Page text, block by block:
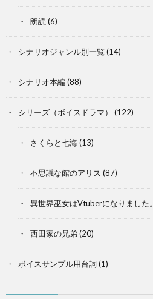
朗読 (6)
シナリオジャンル別一覧 (14)
シナリオ本編(88)
シリーズ（ボイスドラマ） (122)
さくらと七海(13)
不思議な館のアリス (87)
異世界巫女はVtuberになりました。
西田家の兄弟(20)
ボイスサンプル用台詞 (1)